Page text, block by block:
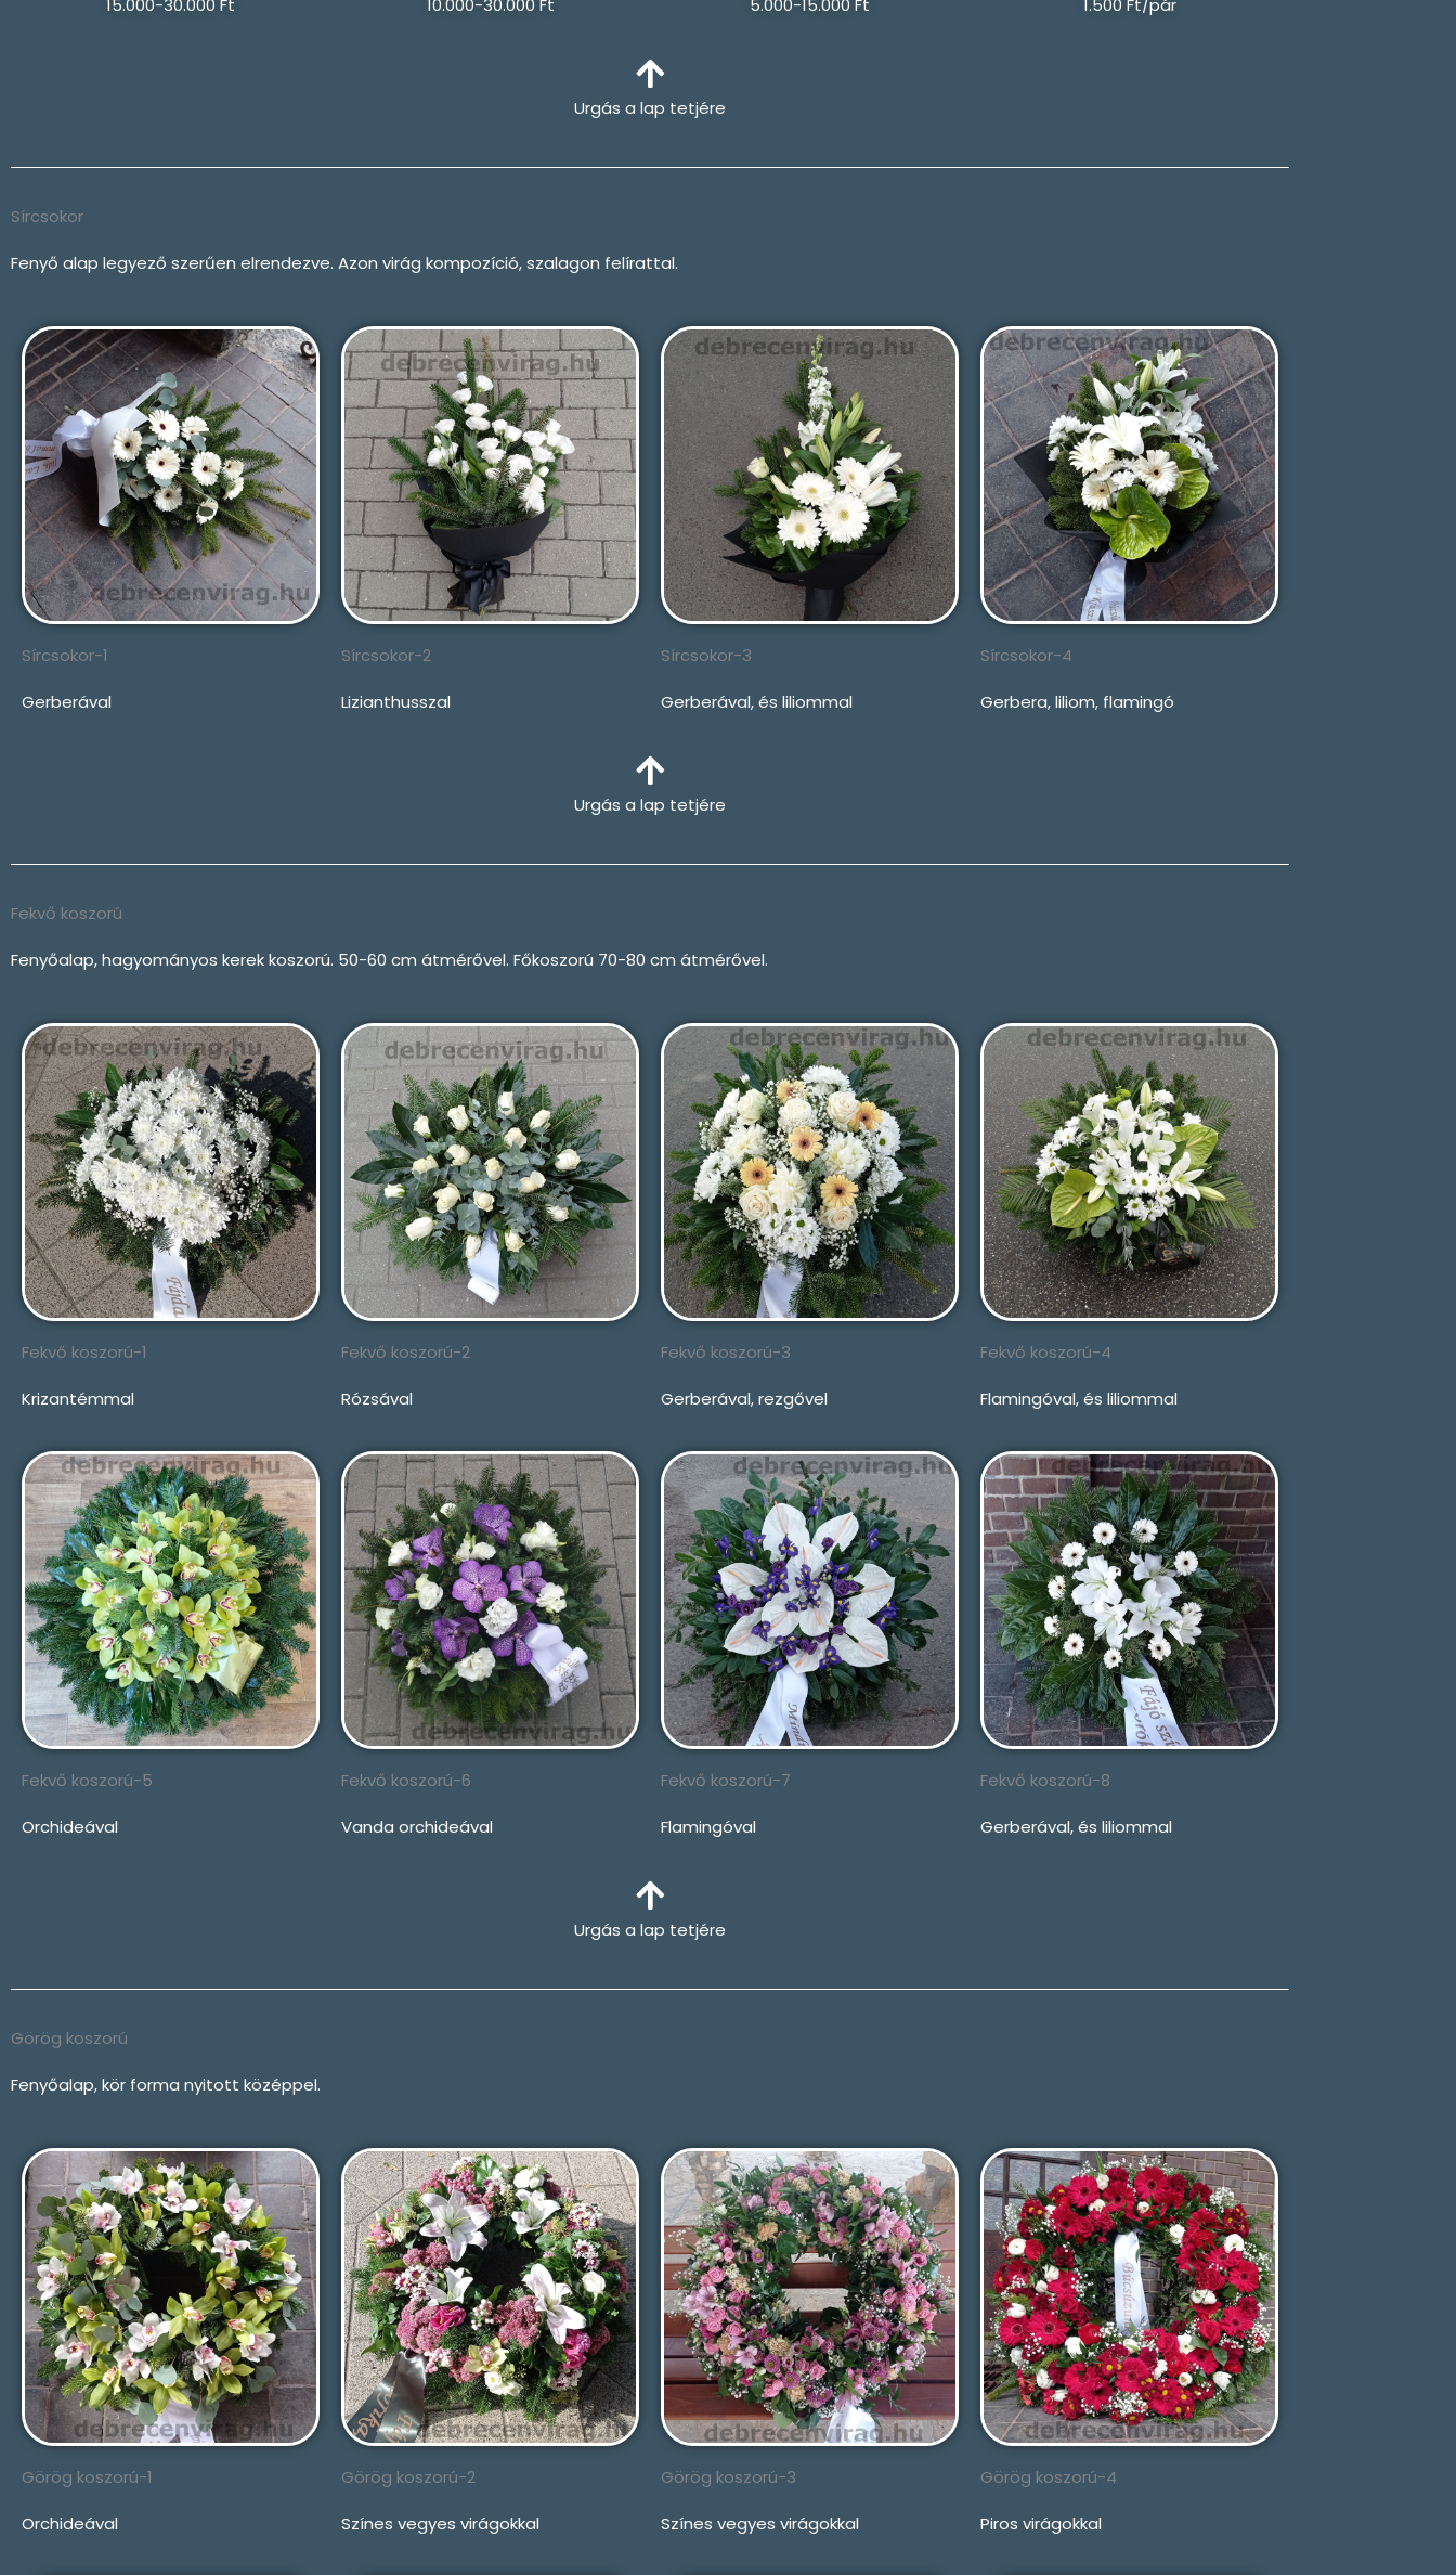
15.000-30.000 Ft 10.000-30.000 Ft 5.000-15.000 Ft 1.500 Ft/pár
Urgás a lap tetjére
Sírcsokor
Fenyő alap legyező szerűen elrendezve. Azon virág kompozíció, szalagon felírattal.
Sírcsokor-1
Gerberával
Sírcsokor-2
Lizianthusszal
Sírcsokor-3
Gerberával, és liliommal
Sírcsokor-4
Gerbera, liliom, flamingó
Urgás a lap tetjére
Fekvő koszorú
Fenyőalap, hagyományos kerek koszorú. 50-60 cm átmérővel. Főkoszorú 70-80 cm átmérővel.
Fekvő koszorú-1
Krizantémmal
Fekvő koszorú-5
Orchideával
Fekvő koszorú-2
Rózsával
Fekvő koszorú-6
Vanda orchideával
Fekvő koszorú-3
Gerberával, rezgővel
Fekvő koszorú-7
Flamingóval
Fekvő koszorú-4
Flamingóval, és liliommal
Fekvő koszorú-8
Gerberával, és liliommal
Urgás a lap tetjére
Görög koszorú
Fenyőalap, kör forma nyitott középpel.
Görög koszorú-1
Orchideával
Görög koszorú-2
Színes vegyes virágokkal
Görög koszorú-3
Színes vegyes virágokkal
Görög koszorú-4
Piros virágokkal